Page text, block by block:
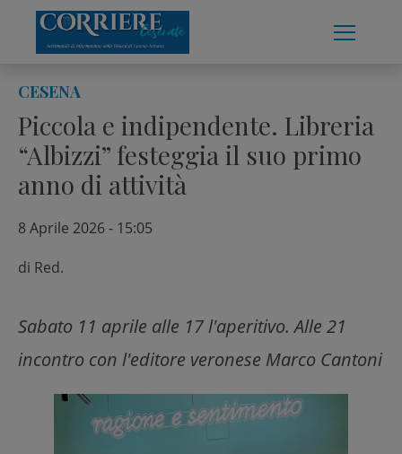
content
CESENA
Piccola e indipendente. Libreria
“Albizzi” festeggia il suo primo
anno di attività
8 Aprile 2026 - 15:05
di Red.
Sabato 11 aprile alle 17 l'aperitivo. Alle 21
incontro con l'editore veronese Marco Cantoni